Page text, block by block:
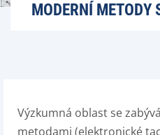
MODERNÍ METODY
Výzkumná oblast se
metodami (elektronické